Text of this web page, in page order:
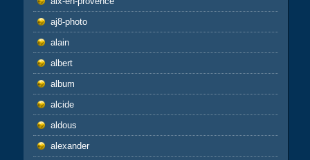
aj8-photo
alain
albert
album
alcide
aldous
alexander